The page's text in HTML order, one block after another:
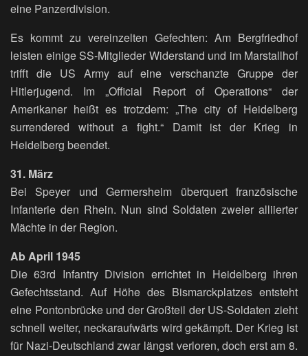
eine Panzerdivision.
Es kommt zu vereinzelten Gefechten: Am Bergfriedhof
leisten einige SS-Mitglieder Widerstand und im Marstallhof
trifft die US Army auf eine verschanzte Gruppe der
Hitlerjugend. Im „Official Report of Operations“ der
Amerikaner heißt es trotzdem: „The city of Heidelberg
surrendered without a fight.“ Damit ist der Krieg in
Heidelberg beendet.
31. März
Bei Speyer und Germersheim überquert französische
Infanterie den Rhein. Nun sind Soldaten zweier alliierter
Mächte in der Region.
Ab April 1945
Die 63rd Infantry Division errichtet in Heidelberg ihren
Gefechtsstand. Auf Höhe des Bismarckplatzes entsteht
eine Pontonbrücke und der Großteil der US-Soldaten zieht
schnell weiter, neckaraufwärts wird gekämpft. Der Krieg ist
für Nazi-Deutschland zwar längst verloren, doch erst am 8.